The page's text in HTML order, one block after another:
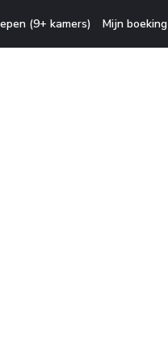
(9+ kamers) Mijn boeking